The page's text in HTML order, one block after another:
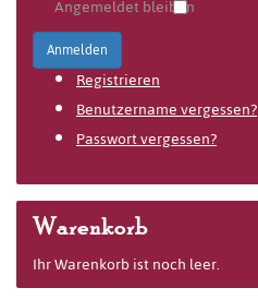
Angemeldet bleiben
Anmelden
Registrieren
Benutzername vergessen?
Passwort vergessen?
Warenkorb
Ihr Warenkorb ist noch leer.